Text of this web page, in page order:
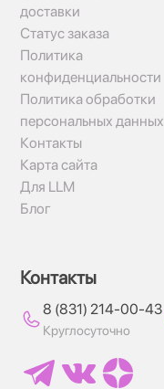
доставки
Статус заказа
Политика
конфиденциальности
Политика обработки
персональных данных
Контакты
Карта сайта
Для LLM
Блог
Контакты
8 (831) 214-00-43
Круглосуточно